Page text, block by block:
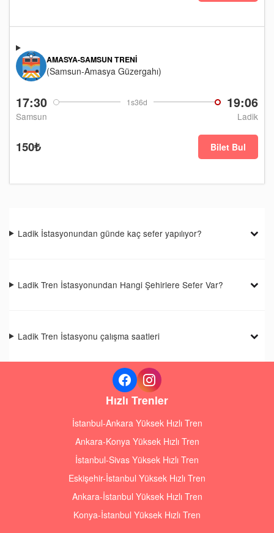
17:30 1s36d 19:06
Samsun Ladik
AMASYA-SAMSUN TRENI
(Samsun-Amasya Güzergahı)
150₺ Bilet Bul
Ladik İstasyonundan günde kaç sefer yapılıyor?
Ladik Tren İstasyonundan Hangi Şehirlere Sefer Var?
Ladik Tren İstasyonu çalışma saatleri
Hızlı Trenler
İstanbul-Ankara Yüksek Hızlı Tren
Ankara-Konya Yüksek Hızlı Tren
İstanbul-Sivas Yüksek Hızlı Tren
Eskişehir-İstanbul Yüksek Hızlı Tren
Ankara-İstanbul Yüksek Hızlı Tren
Konya-İstanbul Yüksek Hızlı Tren